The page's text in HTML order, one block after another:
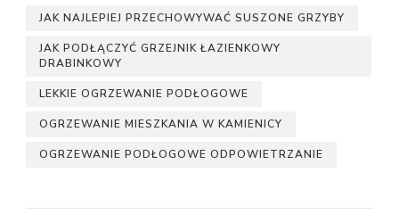
JAK NAJLEPIEJ PRZECHOWYWAĆ SUSZONE GRZYBY
JAK PODŁĄCZYĆ GRZEJNIK ŁAZIENKOWY
DRABINKOWY
LEKKIE OGRZEWANIE PODŁOGOWE
OGRZEWANIE MIESZKANIA W KAMIENICY
OGRZEWANIE PODŁOGOWE ODPOWIETRZANIE